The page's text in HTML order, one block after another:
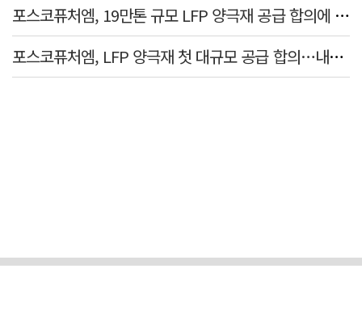
포스코퓨처엠, 19만톤 규모 LFP 양극재 공급 합의에 3%대 강세
포스코퓨처엠, LFP 양극재 첫 대규모 공급 합의…내년부터 6년간 19만t